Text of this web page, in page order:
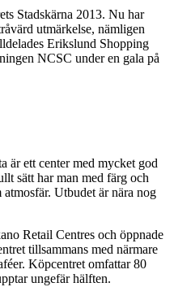
Stadskärna 2013. Nu har
utmärkelse, nämligen
Erikslund Shopping
NCSC under en gala på
är ett center med mycket god
sätt har man med färg och
Utbudet är nära nog
Retail Centres och öppnade
tillsammans med närmare
Köpcentret omfattar 80
ungefär hälften.